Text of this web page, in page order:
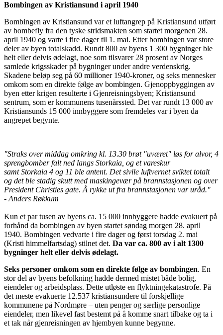
Bombingen av Kristiansund i april 1940
Bombingen av Kristiansund var et luftangrep på Kristiansund utført
av bombefly fra den tyske stridsmakten som startet morgenen 28.
april 1940 og varte i fire dager til 1. mai. Etter bombingen var store
deler av byen totalskadd. Rundt 800 av byens 1 300 bygninger ble
helt eller delvis ødelagt, noe som tilsvarer 28 prosent av Norges
samlede krigsskader på bygninger under andre verdenskrig.
Skadene beløp seg på 60 millioner 1940-kroner, og seks mennesker
omkom som en direkte følge av bombingen. Gjenoppbyggingen av
byen etter krigen resulterte i Gjenreisningsbyen; Kristiansund
sentrum, som er kommunens tusenårssted. Det var rundt 13 000 av
Kristiansunds 15 000 innbyggere som fremdeles var i byen da
angrepet begynte.
"Straks over middag omkring kl. 13.30 brøt "uværet" løs for alvor, 4
sprengbomber falt ned langs Storkaia, og et vareskur
samt Storkaia 4 og 11 ble antent. Det sivile luftvernet sviktet totalt
og det ble stadig skutt med maskingevær på brannstasjonen og over
President Christies gate. Å rykke ut fra brannstasjonen var uråd."
- Anders Røkkum
Kun et par tusen av byens ca. 15 000 innbyggere hadde evakuert på
forhånd da bombingen av byen startet søndag morgen 28. april
1940. Bombingen vedvarte i fire dager og først torsdag 2. mai
(Kristi himmelfartsdag) stilnet det. Da var ca. 800 av i alt 1300
bygninger helt eller delvis ødelagt.
Seks personer omkom som en direkte følge av bombingen. En
stor del av byens befolkning hadde dermed mistet både bolig,
eiendeler og arbeidsplass. Dette utløste en flyktningekatastrofe. På
det meste evakuerte 12.537 kristiansundere til forskjellige
kommunene på Nordmøre – uten penger og særlige personlige
eiendeler, men likevel fast bestemt på å komme snart tilbake og ta i
et tak når gjenreisningen av hjembyen kunne begynne.